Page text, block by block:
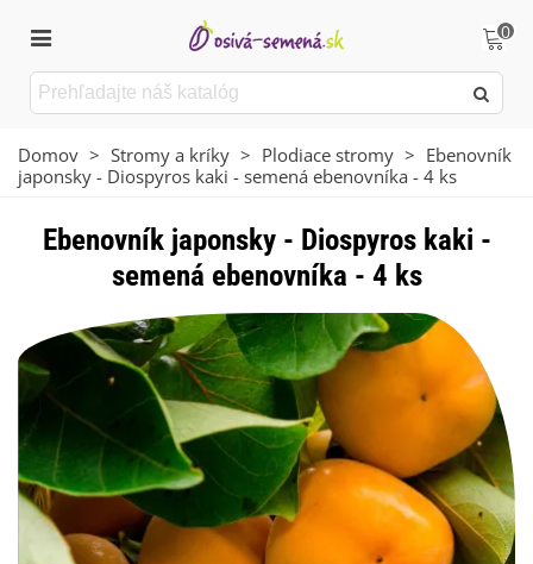
0
Domov > Stromy a kríky > Plodiace stromy > Ebenovník
japonsky - Diospyros kaki - semená ebenovníka - 4 ks
Ebenovník japonsky - Diospyros kaki -
semená ebenovníka - 4 ks